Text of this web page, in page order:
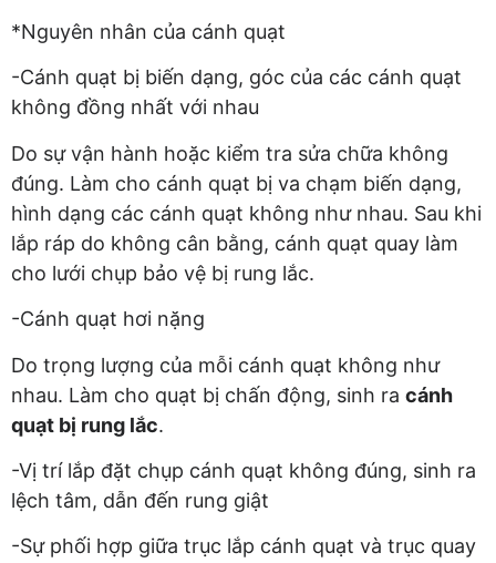
*Nguyên nhân của cánh quạt
-Cánh quạt bị biến dạng, góc của các cánh quạt
không đồng nhất với nhau
Do sự vận hành hoặc kiểm tra sửa chữa không
đúng. Làm cho cánh quạt bị va chạm biến dạng,
hình dạng các cánh quạt không như nhau. Sau khi
lắp ráp do không cân bằng, cánh quạt quay làm
cho lưới chụp bảo vệ bị rung lắc.
-Cánh quạt hơi nặng
Do trọng lượng của mỗi cánh quạt không như
nhau. Làm cho quạt bị chấn động, sinh ra cánh
quạt bị rung lắc.
-Vị trí lắp đặt chụp cánh quạt không đúng, sinh ra
lệch tâm, dẫn đến rung giật
-Sự phối hợp giữa trục lắp cánh quạt và trục quay